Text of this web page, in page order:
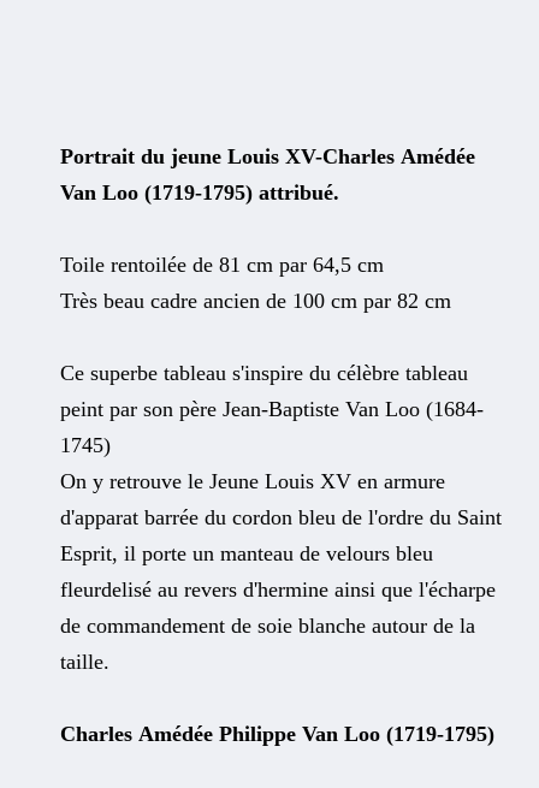
Portrait du jeune Louis XV-Charles Amédée
Van Loo (1719-1795) attribué.
Toile rentoilée de 81 cm par 64,5 cm
Très beau cadre ancien de 100 cm par 82 cm
Ce superbe tableau s'inspire du célèbre tableau
peint par son père Jean-Baptiste Van Loo (1684-
1745)
On y retrouve le Jeune Louis XV en armure
d'apparat barrée du cordon bleu de l'ordre du Saint
Esprit, il porte un manteau de velours bleu
fleurdelisé au revers d'hermine ainsi que l'écharpe
de commandement de soie blanche autour de la
taille.
Charles Amédée Philippe Van Loo (1719-1795)